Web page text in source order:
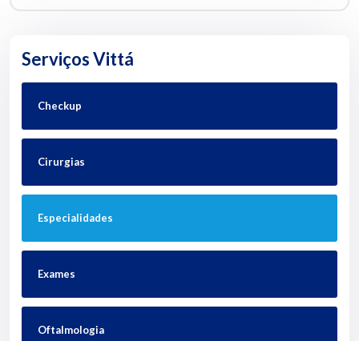
Serviços Vittá
Checkup
Cirurgias
Especialidades
Exames
Oftalmologia